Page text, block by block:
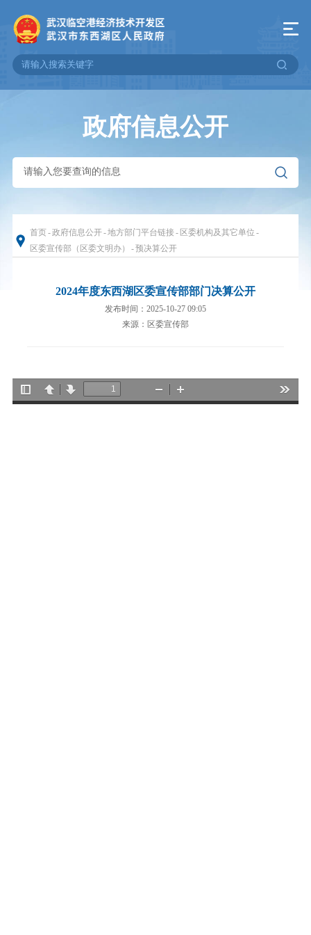
政府信息公开
首页-政府信息公开-地方部门平台链接- 区委机构及其它单位 -
区委宣传部（区委文明办）
-预决算公开
2024年度东西湖区委宣传部部门决算公开
发布时间：2025-10-27 09:05
来源：区委宣传部